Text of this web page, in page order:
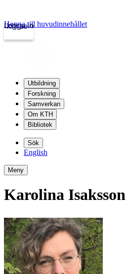
kth.se
Logga in
Hoppa till huvudinnehållet
Utbildning
Forskning
Samverkan
Om KTH
Bibliotek
Sök
English
Meny
Karolina Isaksson